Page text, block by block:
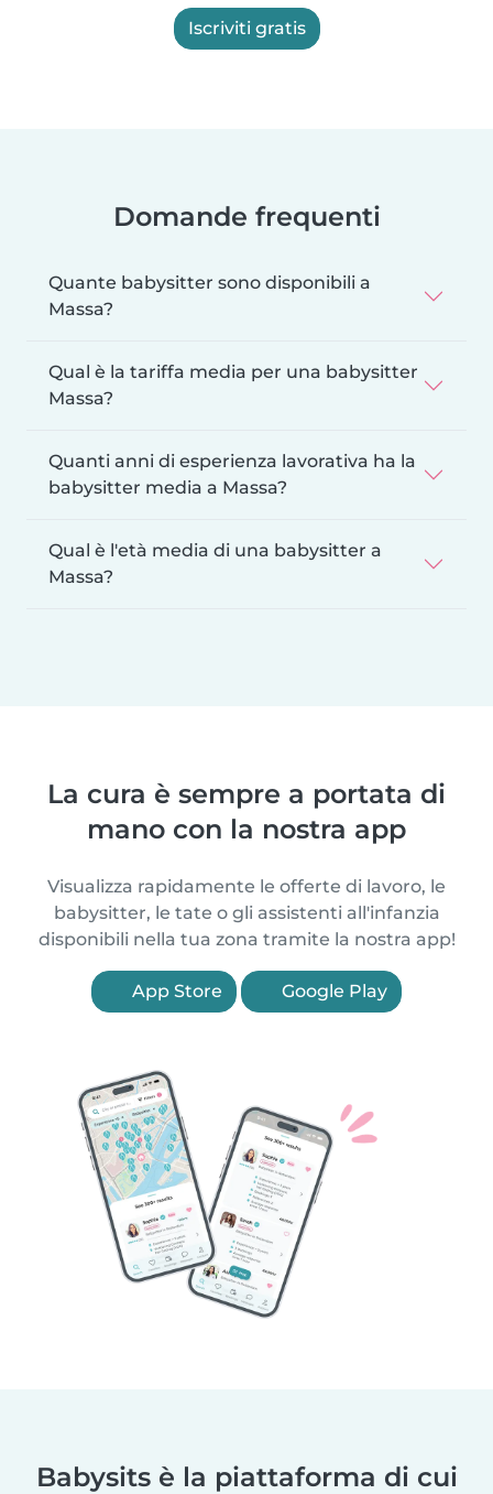
Iscriviti gratis
Domande frequenti
Quante babysitter sono disponibili a
Massa?
Qual è la tariffa media per una babysitter
Massa?
Quanti anni di esperienza lavorativa ha la
babysitter media a Massa?
Qual è l'età media di una babysitter a
Massa?
La cura è sempre a portata di
mano con la nostra app
Visualizza rapidamente le offerte di lavoro, le
babysitter, le tate o gli assistenti all'infanzia
disponibili nella tua zona tramite la nostra app!
App Store Google Play
Babysits è la piattaforma di cui